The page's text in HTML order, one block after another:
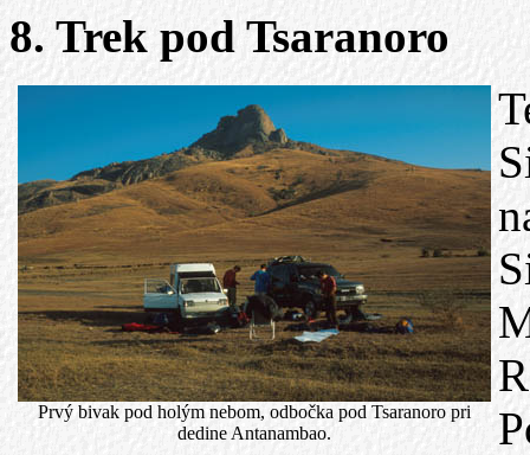
8. Trek pod Tsaranoro
Prvý bivak pod holým nebom, odbočka pod Tsaranoro pri
dedine Antanambao.